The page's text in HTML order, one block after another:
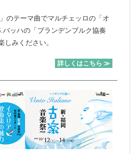
のテーマ曲でマルチェッロの「オ
バッハの「ブランデンブルク協奏
しみください。
詳しくはこちら ≫